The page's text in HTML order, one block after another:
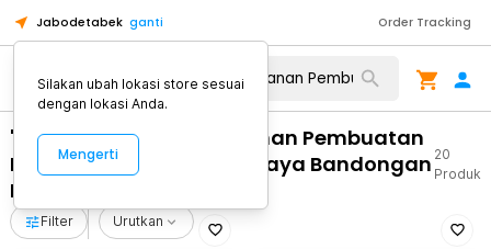
Jabodetabek ganti Order Tracking
"WA 0812 2782 5310 Layanan Pembuatan
Pagar Bahan Grc Terpercaya Bandongan
Kab Magelang"
20
Produk
Filter Urutkan
Silakan ubah lokasi store sesuai
dengan lokasi Anda.
Mengerti